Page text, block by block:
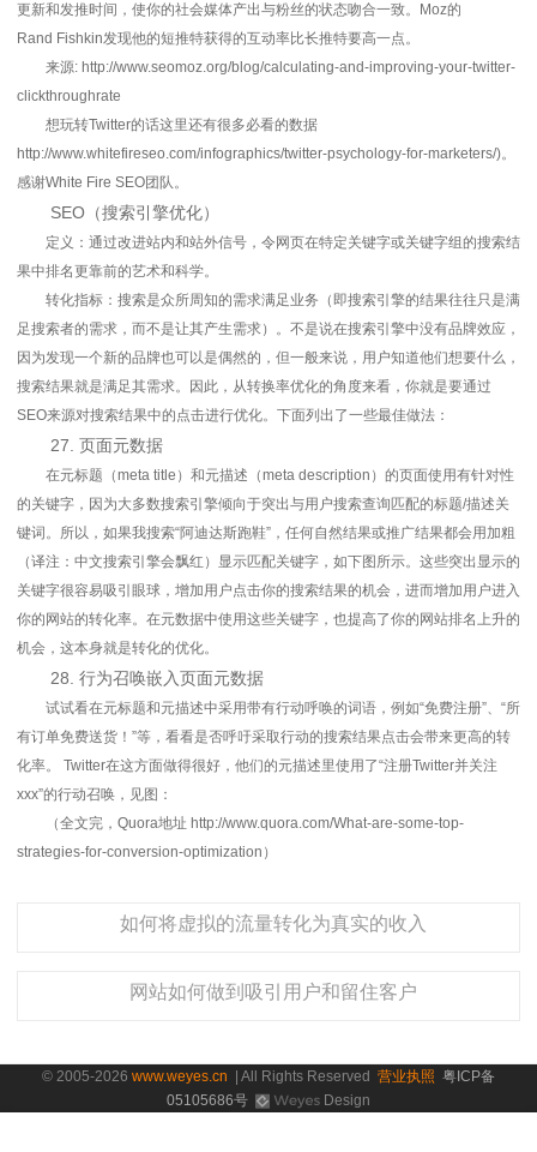
更新和发推时间，使你的社会媒体产出与粉丝的状态吻合一致。Moz的
Rand Fishkin发现他的短推特获得的互动率比长推特要高一点。
来源: http://www.seomoz.org/blog/calculating-and-improving-your-twitter-
clickthroughrate
想玩转Twitter的话这里还有很多必看的数据
http://www.whitefireseo.com/infographics/twitter-psychology-for-marketers/)。
感谢White Fire SEO团队。
SEO（搜索引擎优化）
定义：通过改进站内和站外信号，令网页在特定关键字或关键字组的搜索结
果中排名更靠前的艺术和科学。
转化指标：搜索是众所周知的需求满足业务（即搜索引擎的结果往往只是满
足搜索者的需求，而不是让其产生需求）。不是说在搜索引擎中没有品牌效应，
因为发现一个新的品牌也可以是偶然的，但一般来说，用户知道他们想要什么，
搜索结果就是满足其需求。因此，从转换率优化的角度来看，你就是要通过
SEO来源对搜索结果中的点击进行优化。下面列出了一些最佳做法：
27. 页面元数据
在元标题（meta title）和元描述（meta description）的页面使用有针对性
的关键字，因为大多数搜索引擎倾向于突出与用户搜索查询匹配的标题/描述关
键词。所以，如果我搜索“阿迪达斯跑鞋”，任何自然结果或推广结果都会用加粗
（译注：中文搜索引擎会飘红）显示匹配关键字，如下图所示。这些突出显示的
关键字很容易吸引眼球，增加用户点击你的搜索结果的机会，进而增加用户进入
你的网站的转化率。在元数据中使用这些关键字，也提高了你的网站排名上升的
机会，这本身就是转化的优化。
28. 行为召唤嵌入页面元数据
试试看在元标题和元描述中采用带有行动呼唤的词语，例如“免费注册”、“所
有订单免费送货！”等，看看是否呼吁采取行动的搜索结果点击会带来更高的转
化率。 Twitter在这方面做得很好，他们的元描述里使用了“注册Twitter并关注
xxx”的行动召唤，见图：
（全文完，Quora地址 http://www.quora.com/What-are-some-top-
strategies-for-conversion-optimization）
如何将虚拟的流量转化为真实的收入
网站如何做到吸引用户和留住客户
© 2005-2026 www.weyes.cn | All Rights Reserved 营业执照 粤ICP备
05105686号
Design